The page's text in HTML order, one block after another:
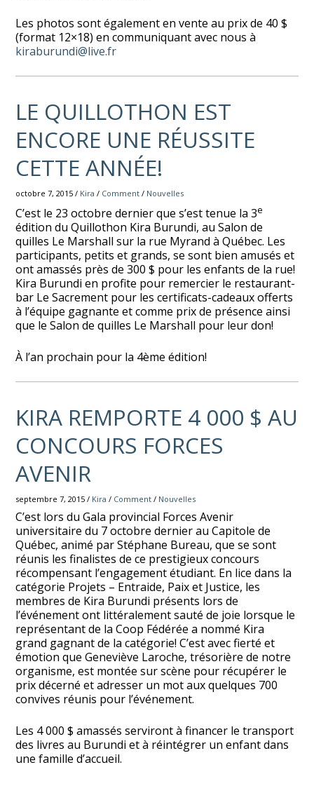
Les photos sont également en vente au prix de 40 $
(format 12×18) en communiquant avec nous à
kiraburundi@live.fr
LE QUILLOTHON EST
ENCORE UNE RÉUSSITE
CETTE ANNÉE!
octobre 7, 2015 / Kira / Comment / Nouvelles
C’est le 23 octobre dernier que s’est tenue la 3e
édition du Quillothon Kira Burundi, au Salon de
quilles Le Marshall sur la rue Myrand à Québec. Les
participants, petits et grands, se sont bien amusés et
ont amassés près de 300 $ pour les enfants de la rue!
Kira Burundi en profite pour remercier le restaurant-
bar Le Sacrement pour les certificats-cadeaux offerts
à l’équipe gagnante et comme prix de présence ainsi
que le Salon de quilles Le Marshall pour leur don!
À l’an prochain pour la 4ème édition!
KIRA REMPORTE 4 000 $ AU
CONCOURS FORCES
AVENIR
septembre 7, 2015 / Kira / Comment / Nouvelles
C’est lors du Gala provincial Forces Avenir
universitaire du 7 octobre dernier au Capitole de
Québec, animé par Stéphane Bureau, que se sont
réunis les finalistes de ce prestigieux concours
récompensant l’engagement étudiant. En lice dans la
catégorie Projets – Entraide, Paix et Justice, les
membres de Kira Burundi présents lors de
l’événement ont littéralement sauté de joie lorsque le
représentant de la Coop Fédérée a nommé Kira
grand gagnant de la catégorie! C’est avec fierté et
émotion que Geneviève Laroche, trésorière de notre
organisme, est montée sur scène pour récupérer le
prix décerné et adresser un mot aux quelques 700
convives réunis pour l’événement.
Les 4 000 $ amassés serviront à financer le transport
des livres au Burundi et à réintégrer un enfant dans
une famille d’accueil.